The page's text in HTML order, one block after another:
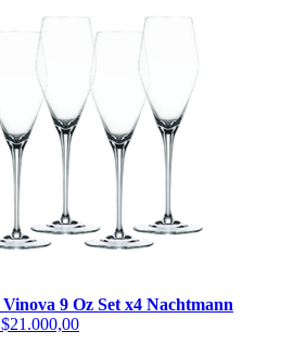
9 Oz Set x4 Nachtmann